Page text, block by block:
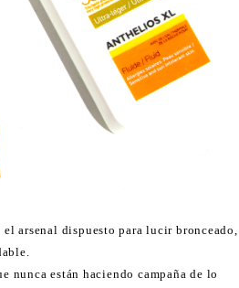
arsenal dispuesto para lucir bronceado,
nunca están haciendo campaña de lo